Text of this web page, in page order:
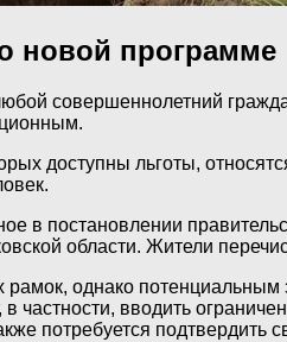
новой программе
совершеннолетний
доступны льготы,
в постановлении
области. Жители
рамок, однако
частности, вводить
потребуется